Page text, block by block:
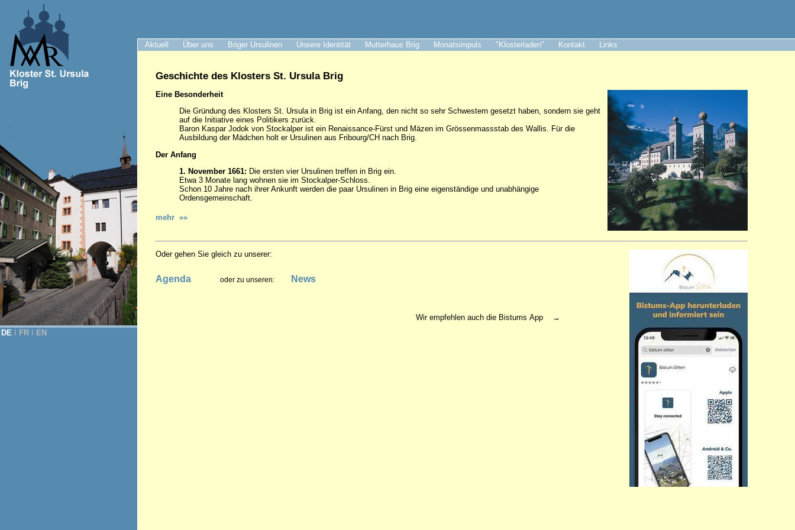
Aktuell Über uns Briger Ursulinen Unsere Identität Mutterhaus Brig Monatsimpuls "Klosterladen" Kontakt Links
DE FR EN
Geschichte des Klosters St. Ursula Brig
Eine Besonderheit
Die Gründung des Klosters St. Ursula in Brig ist ein Anfang, den nicht so sehr Schwestern gesetzt haben, sondern sie geht
auf die Initiative eines Politikers zurück.
Baron Kaspar Jodok von Stockalper ist ein Renaissance-Fürst und Mäzen im Grössenmassstab des Wallis. Für die
Ausbildung der Mädchen holt er Ursulinen aus Fribourg/CH nach Brig.
Der Anfang
1. November 1661: Die ersten vier Ursulinen treffen in Brig ein.
Etwa 3 Monate lang wohnen sie im Stockalper-Schloss.
Schon 10 Jahre nach ihrer Ankunft werden die paar Ursulinen in Brig eine eigenständige und unabhängige
Ordensgemeinschaft.
mehr »»
Oder gehen Sie gleich zu unserer:
Agenda oder zu unseren: News
Wir empfehlen auch die Bistums App →